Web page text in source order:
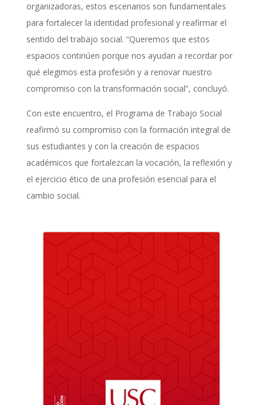
organizadoras, estos escenarios son fundamentales
para fortalecer la identidad profesional y reafirmar el
sentido del trabajo social. “Queremos que estos
espacios continúen porque nos ayudan a recordar por
qué elegimos esta profesión y a renovar nuestro
compromiso con la transformación social”, concluyó.
Con este encuentro, el Programa de Trabajo Social
reafirmó su compromiso con la formación integral de
sus estudiantes y con la creación de espacios
académicos que fortalezcan la vocación, la reflexión y
el ejercicio ético de una profesión esencial para el
cambio social.